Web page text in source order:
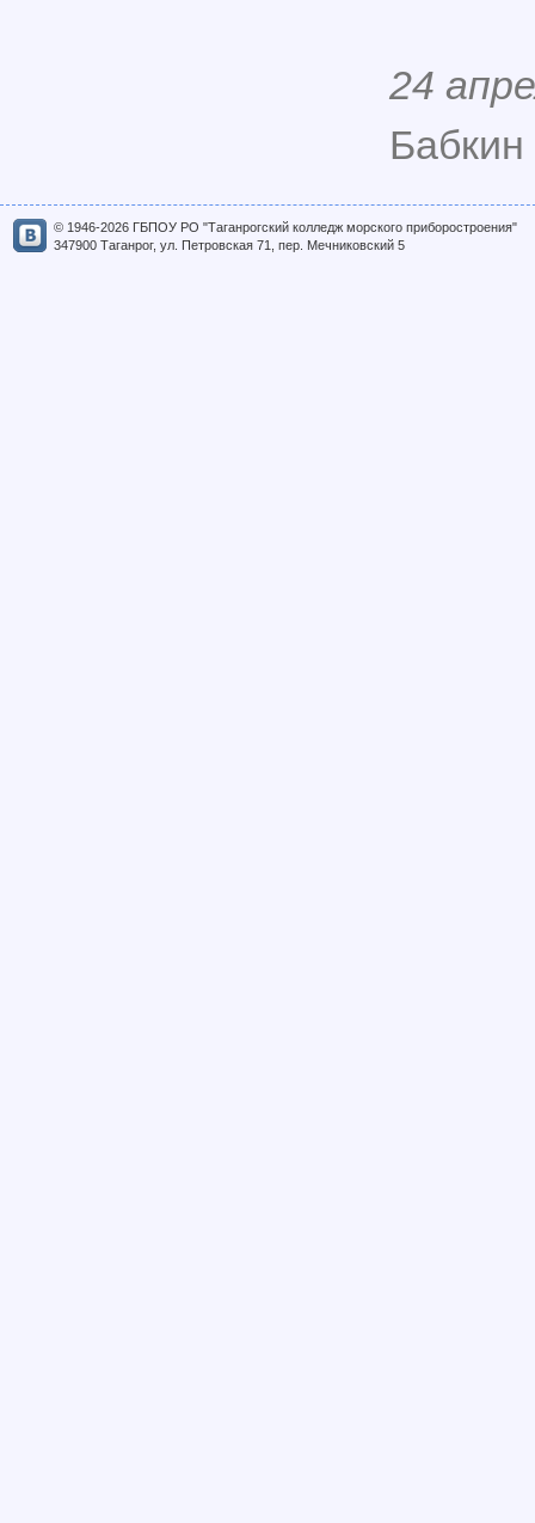
24
© 1946-2026 ГБПОУ РО "Таганрогский колледж морского приборостроения"
347900 Таганрог, ул. Петровская 71, пер. Мечниковский 5